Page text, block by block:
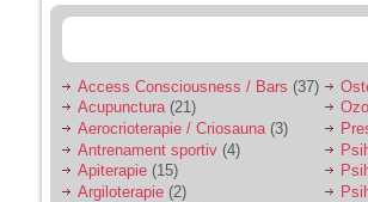
sa se manifeste o
Ma aflu aici pentru ca
vreau sa stiu daca am
nevoie de un psiholog
sau psihiatru.
Access Consciousness / Bars (37)
Acupunctura(21)
Aerocrioterapie / Criosauna (3)
Antrenament sportiv (4)
Apiterapie (15)
Argiloterapie (2)